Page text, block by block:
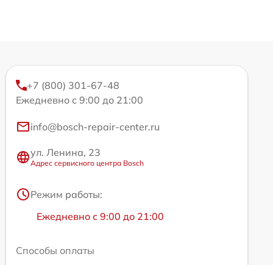
+7 (800) 301-67-48
Ежедневно с 9:00 до 21:00
info@bosch-repair-center.ru
ул. Ленина, 23
Адрес сервисного центра Bosch
Режим работы:
Ежедневно с 9:00 до 21:00
Способы оплаты